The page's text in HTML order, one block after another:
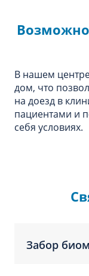
В нашем центре
дом, что
на доезд в
пациентами и
себя условиях.
Забор